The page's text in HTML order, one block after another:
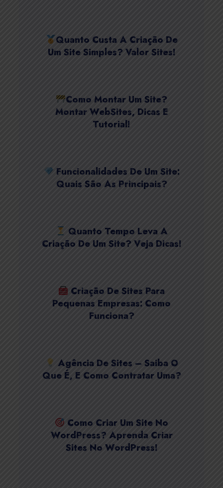
Quanto Custa A Criação De
Um Site Simples? Valor Sites!
Como Montar Um Site?
Montar WebSites, Dicas E
Tutorial!
Funcionalidades De Um Site:
Quais São As Principais?
Quanto Tempo Leva A
Criação De Um Site? Veja Dicas!
Criação De Sites Para
Pequenas Empresas: Como
Funciona?
Agência De Sites – Saiba O
Que É, E Como Contratar Uma?
Como Criar Um Site No
WordPress? Aprenda Criar
Sites No WordPress!